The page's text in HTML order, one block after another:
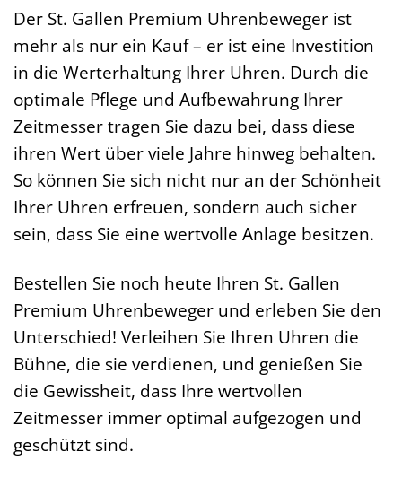
Der St. Gallen Premium Uhrenbeweger ist
mehr als nur ein Kauf – er ist eine Investition
in die Werterhaltung Ihrer Uhren. Durch die
optimale Pflege und Aufbewahrung Ihrer
Zeitmesser tragen Sie dazu bei, dass diese
ihren Wert über viele Jahre hinweg behalten.
So können Sie sich nicht nur an der Schönheit
Ihrer Uhren erfreuen, sondern auch sicher
sein, dass Sie eine wertvolle Anlage besitzen.
Bestellen Sie noch heute Ihren St. Gallen
Premium Uhrenbeweger und erleben Sie den
Unterschied! Verleihen Sie Ihren Uhren die
Bühne, die sie verdienen, und genießen Sie
die Gewissheit, dass Ihre wertvollen
Zeitmesser immer optimal aufgezogen und
geschützt sind.